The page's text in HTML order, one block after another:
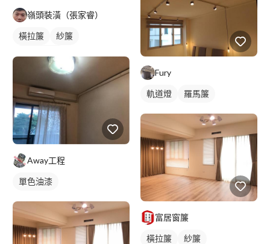
嶺頭裝潢（張家睿）
橫拉簾
紗簾
Away工程
單色油漆
Fury
軌道燈 羅馬簾
富居窗簾
橫拉簾
紗簾